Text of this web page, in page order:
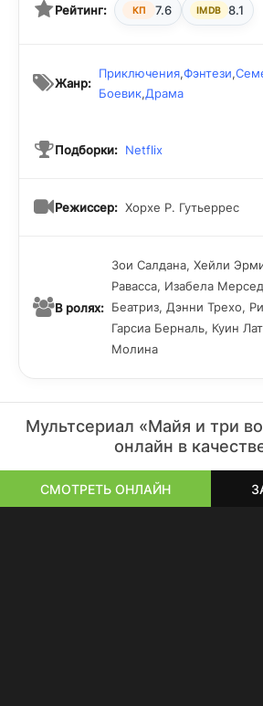
Рейтинг: КП 7.6 IMDB 8.1
Жанр:
Приключения,Фэнтези,
Боевик,Драма
Подборки: Netflix
Режиссер: Хорхе Р. Гутьеррес
В ролях:
Зои Салдана, Хейли
Равасса, Изабела
Беатриз, Дэнни Трехо,
Гарсиа Берналь, Куин
Молина
Мультсериал «Майя и три
онлайн в
СМОТРЕТЬ ОНЛАЙН